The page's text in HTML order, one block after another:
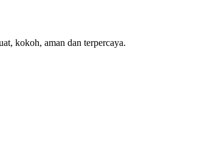
kokoh, aman dan terpercaya.